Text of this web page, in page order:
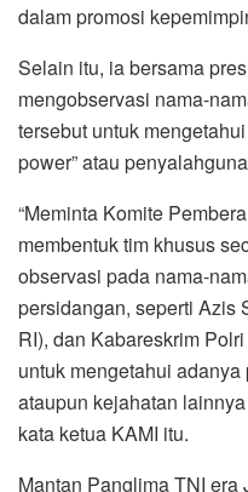
dalam promosi
Selain itu, ia bersama
mengobservasi nama-
tersebut untuk
power” atau
“Meminta Komite
membentuk tim khusus
observasi pada nama-
persidangan, seperti Azis
RI), dan Kabareskrim
untuk mengetahui adanya
ataupun kejahatan
kata ketua KAMI itu.
Mantan Panglima TNI